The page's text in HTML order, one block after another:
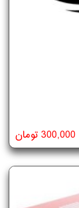
300,000 تومان